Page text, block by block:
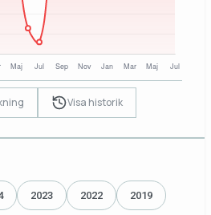
Visa historik
2023 2022 2019